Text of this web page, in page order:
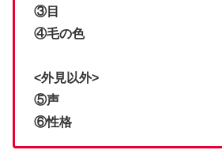
③目
④毛の色
<外見以外>
⑤声
⑥性格